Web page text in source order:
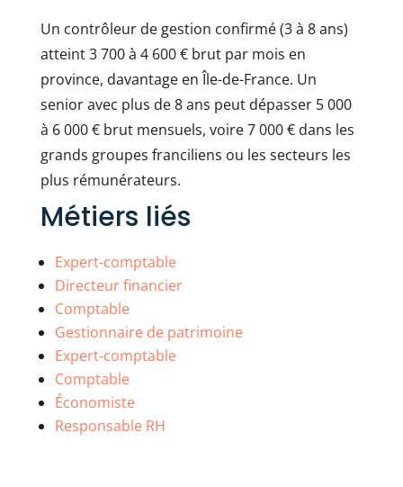
Un contrôleur de gestion confirmé (3 à 8 ans)
atteint 3 700 à 4 600 € brut par mois en
province, davantage en Île-de-France. Un
senior avec plus de 8 ans peut dépasser 5 000
à 6 000 € brut mensuels, voire 7 000 € dans les
grands groupes franciliens ou les secteurs les
plus rémunérateurs.
Métiers liés
Expert-comptable
Directeur financier
Comptable
Gestionnaire de patrimoine
Expert-comptable
Comptable
Économiste
Responsable RH